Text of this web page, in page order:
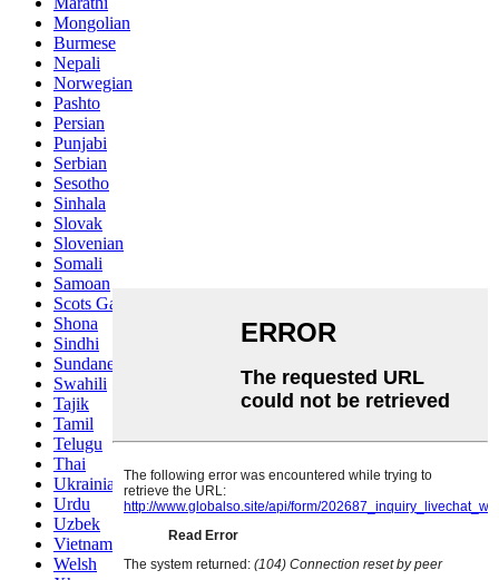
Mongolian
Burmese
Nepali
Norwegian
Pashto
Persian
Punjabi
Serbian
Sesotho
Sinhala
Slovak
Slovenian
Somali
Samoan
Scots Gaelic
Shona
Sindhi
Sundanese
Swahili
Tajik
Tamil
Telugu
Thai
Ukrainian
Urdu
Uzbek
Vietnamese
Welsh